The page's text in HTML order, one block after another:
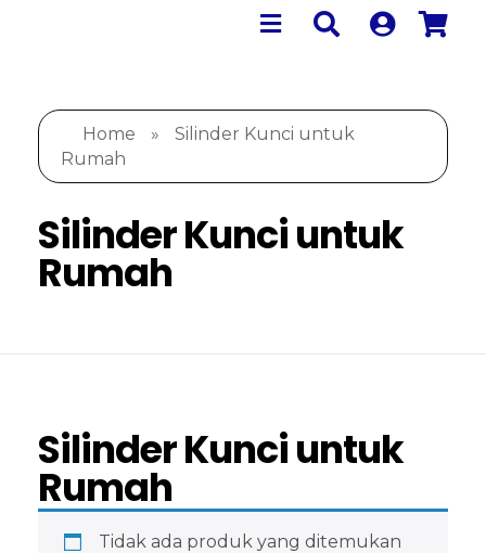
Home »
Silinder Kunci untuk
Rumah
Silinder Kunci untuk
Rumah
Silinder Kunci untuk
Rumah
Tidak ada produk yang ditemukan